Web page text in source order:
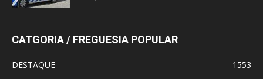
CATGORIA / FREGUESIA POPULAR
DESTAQUE
1553